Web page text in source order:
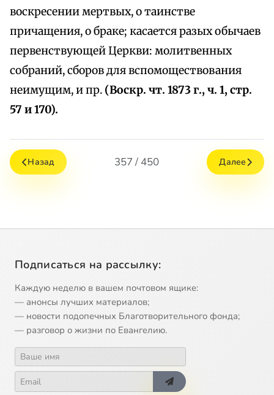
воскресении мертвых, о таинстве
причащения, о браке; касается разых обычаев
первенствующей Церкви: молитвенных
собраний, сборов для вспомоществования
неимущим, и пр. (Воскр. чт. 1873 г., ч. 1, стр.
57 и 170).
Назад 357 / 450 Далее
Подписаться на рассылку:
Каждую неделю в вашем почтовом ящике:
— анонсы лучших материалов;
— новости подопечных Благотворительного фонда;
— разговор о жизни по Евангелию.